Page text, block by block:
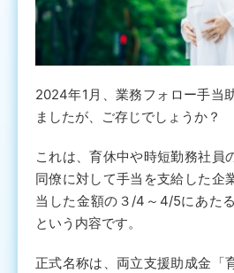
2024年1月、業務フォロー手当
ましたが、ご存じでしょうか？
これは、育休中や時短勤務社員
同僚に対して手当を支給した企
当した金額の３/4～4/5にあた
という内容です。
正式名称は、両立支援助成金「